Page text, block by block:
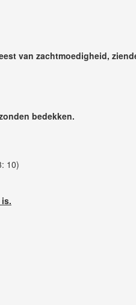
van zachtmoedigheid,
bedekken.
10)